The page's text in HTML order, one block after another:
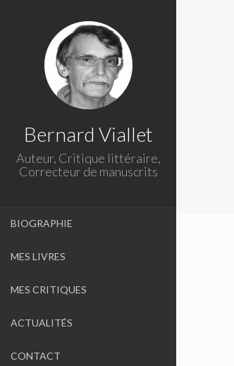
Bernard Viallet
Auteur, Critique littéraire,
Correcteur de manuscrits
BIOGRAPHIE
MES LIVRES
MES CRITIQUES
ACTUALITÉS
CONTACT